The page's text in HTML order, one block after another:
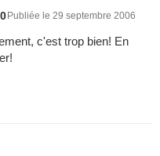
Publiée le 29 septembre 2006
c'est trop bien! En